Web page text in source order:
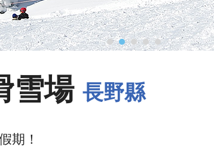
雪場 長野縣
期！